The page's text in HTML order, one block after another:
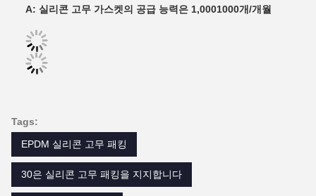
A: 실리콘 고무 가스켓의 공급 능력은 1,0001000개/개월
Tags:
EPDM 실리콘 고무 패킹
30은 실리콘 고무 패킹을 지지합니다